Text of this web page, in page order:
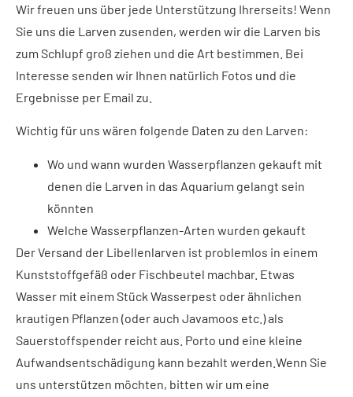
Wir freuen uns über jede Unterstützung Ihrerseits! Wenn
Sie uns die Larven zusenden, werden wir die Larven bis
zum Schlupf groß ziehen und die Art bestimmen. Bei
Interesse senden wir Ihnen natürlich Fotos und die
Ergebnisse per Email zu.
Wichtig für uns wären folgende Daten zu den Larven:
Wo und wann wurden Wasserpflanzen gekauft mit
denen die Larven in das Aquarium gelangt sein
könnten
Welche Wasserpflanzen-Arten wurden gekauft
Der Versand der Libellenlarven ist problemlos in einem
Kunststoffgefäß oder Fischbeutel machbar. Etwas
Wasser mit einem Stück Wasserpest oder ähnlichen
krautigen Pflanzen (oder auch Javamoos etc.) als
Sauerstoffspender reicht aus. Porto und eine kleine
Aufwandsentschädigung kann bezahlt werden.Wenn Sie
uns unterstützen möchten, bitten wir um eine